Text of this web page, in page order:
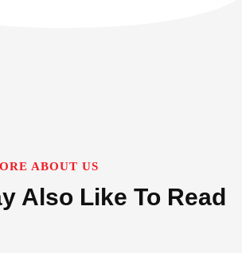
ABOUT US
Also Like To Read